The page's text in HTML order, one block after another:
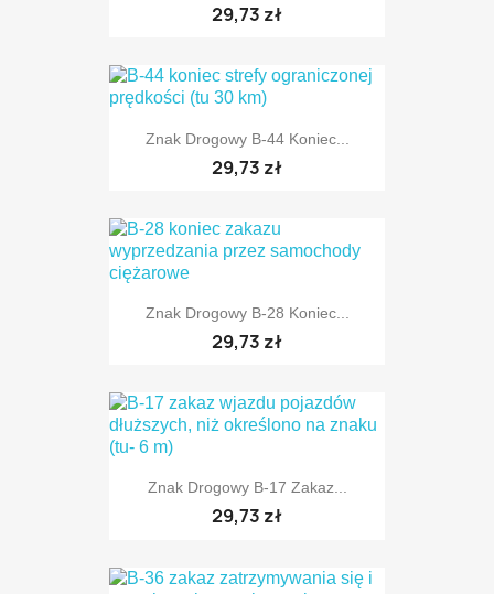
TYLKO ONLINE
29,73 zł
TYLKO ONLINE
Znak Drogowy B-44 Koniec...
29,73 zł
TYLKO ONLINE
Znak Drogowy B-28 Koniec...
29,73 zł
Znak Drogowy B-17 Zakaz...
29,73 zł